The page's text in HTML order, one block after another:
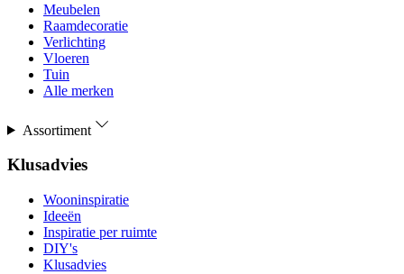
Meubelen
Raamdecoratie
Verlichting
Vloeren
Tuin
Alle merken
Assortiment
Klusadvies
Wooninspiratie
Ideeën
Inspiratie per ruimte
DIY's
Klusadvies